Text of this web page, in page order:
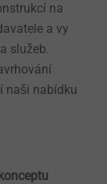
na
a vy
služeb.
naši nabídku